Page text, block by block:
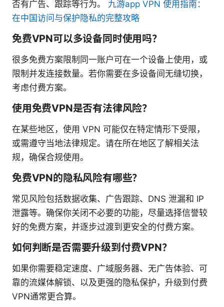
否有广告、跟踪等行为。 九游app VPN 使用指南：
在中国访问与保护隐私的完整攻略
免费VPN可以多设备同时使用吗？
很多免费方案限制同一账户可在一个设备上使用，或
限制并发连接数量。若你需要在多设备间无缝切换，
考虑付费方案。
使用免费VPN是否有法律风险？
在某些地区，使用 VPN 可能仅在特定情形下受限，
或需遵守当地法律规定。请在所在地区了解相关法
规，确保合规使用。
免费VPN的隐私风险有哪些？
常见风险包括数据收集、广告跟踪、DNS 泄漏和 IP
泄露等。确保你关闭不必要的功能，尽量选择信誉较
好的免费方案，并逐步过渡到更安全的付费方案。
如何判断是否需要升级到付费VPN？
如果你需要稳定速度、广域服务器、无广告体验、可
靠的流媒体解锁、以及更强的隐私保护，升级到付费
VPN通常更合算。